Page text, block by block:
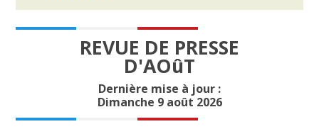
REVUE DE PRESSE
D'AOûT
Dernière mise à jour :
Dimanche 9 août 2026